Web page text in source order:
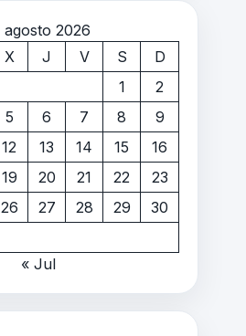
agosto 2026
X J V S
D
1
2
5 6 7 8
9
12 13 14 15
16
19 20 21 22
23
26 27 28 29
30
« Jul